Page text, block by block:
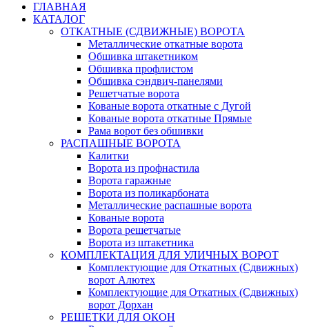
ГЛАВНАЯ
КАТАЛОГ
ОТКАТНЫЕ (СДВИЖНЫЕ) ВОРОТА
Металлические откатные ворота
Обшивка штакетником
Обшивка профлистом
Обшивка сэндвич-панелями
Решетчатые ворота
Кованые ворота откатные с Дугой
Кованые ворота откатные Прямые
Рама ворот без обшивки
РАСПАШНЫЕ ВОРОТА
Калитки
Ворота из профнастила
Ворота гаражные
Ворота из поликарбоната
Металлические распашные ворота
Кованые ворота
Ворота решетчатые
Ворота из штакетника
КОМПЛЕКТАЦИЯ ДЛЯ УЛИЧНЫХ ВОРОТ
Комплектующие для Откатных (Сдвижных)
ворот Алютех
Комплектующие для Откатных (Сдвижных)
ворот Дорхан
РЕШЕТКИ ДЛЯ ОКОН